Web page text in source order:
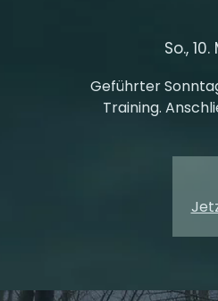
So., 10.
Geführter
Training.